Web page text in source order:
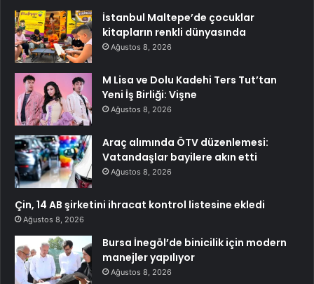
İstanbul Maltepe’de çocuklar
kitapların renkli dünyasında
Ağustos 8, 2026
M Lisa ve Dolu Kadehi Ters Tut’tan
Yeni İş Birliği: Vişne
Ağustos 8, 2026
Araç alımında ÖTV düzenlemesi:
Vatandaşlar bayilere akın etti
Ağustos 8, 2026
Çin, 14 AB şirketini ihracat kontrol listesine ekledi
Ağustos 8, 2026
Bursa İnegöl’de binicilik için modern
manejler yapılıyor
Ağustos 8, 2026